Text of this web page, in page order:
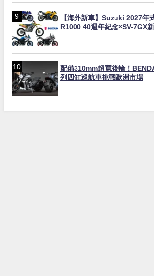
【海外新車】Suzuki 2027年
R1000 40週年紀念×SV-7GX
配備310mm超寬後輪！
列四缸巡航車挑戰歐洲市場